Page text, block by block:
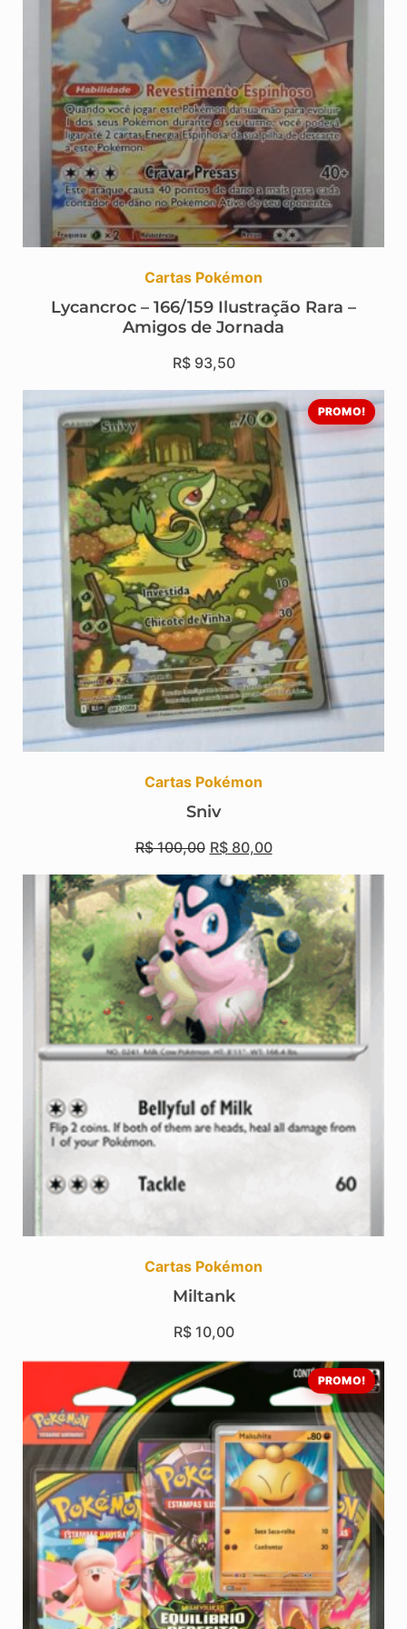
Cartas Pokémon
Lycancroc – 166/159 Ilustração Rara –
Amigos de Jornada
R$93,50
PROMO!
Cartas Pokémon
Sniv
R$100,00 R$80,00
Cartas Pokémon
Miltank
R$10,00
PROMO!